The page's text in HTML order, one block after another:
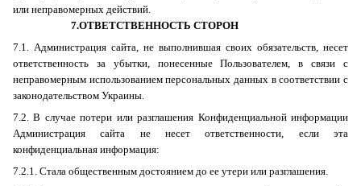
или неправомерных действий.
7.ОТВЕТСТВЕННОСТЬ СТОРОН
7.1. Администрация сайта, не выполнившая своих обязательств, несет
ответственность за убытки, понесенные Пользователем, в связи с
неправомерным использованием персональных данных в соответствии с
законодательством Украины.
7.2. В случае потери или разглашения Конфиденциальной информации
Администрация сайта не несет ответственности, если эта
конфиденциальная информация:
7.2.1. Стала общественным достоянием до ее утери или разглашения.